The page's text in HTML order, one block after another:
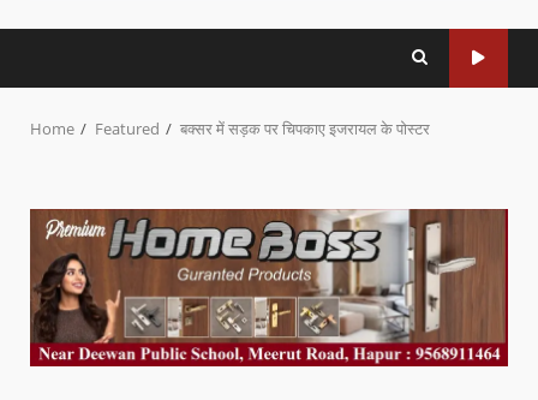
Home Featured बक्सर में सड़क पर चिपकाए इजरायल के पोस्टर